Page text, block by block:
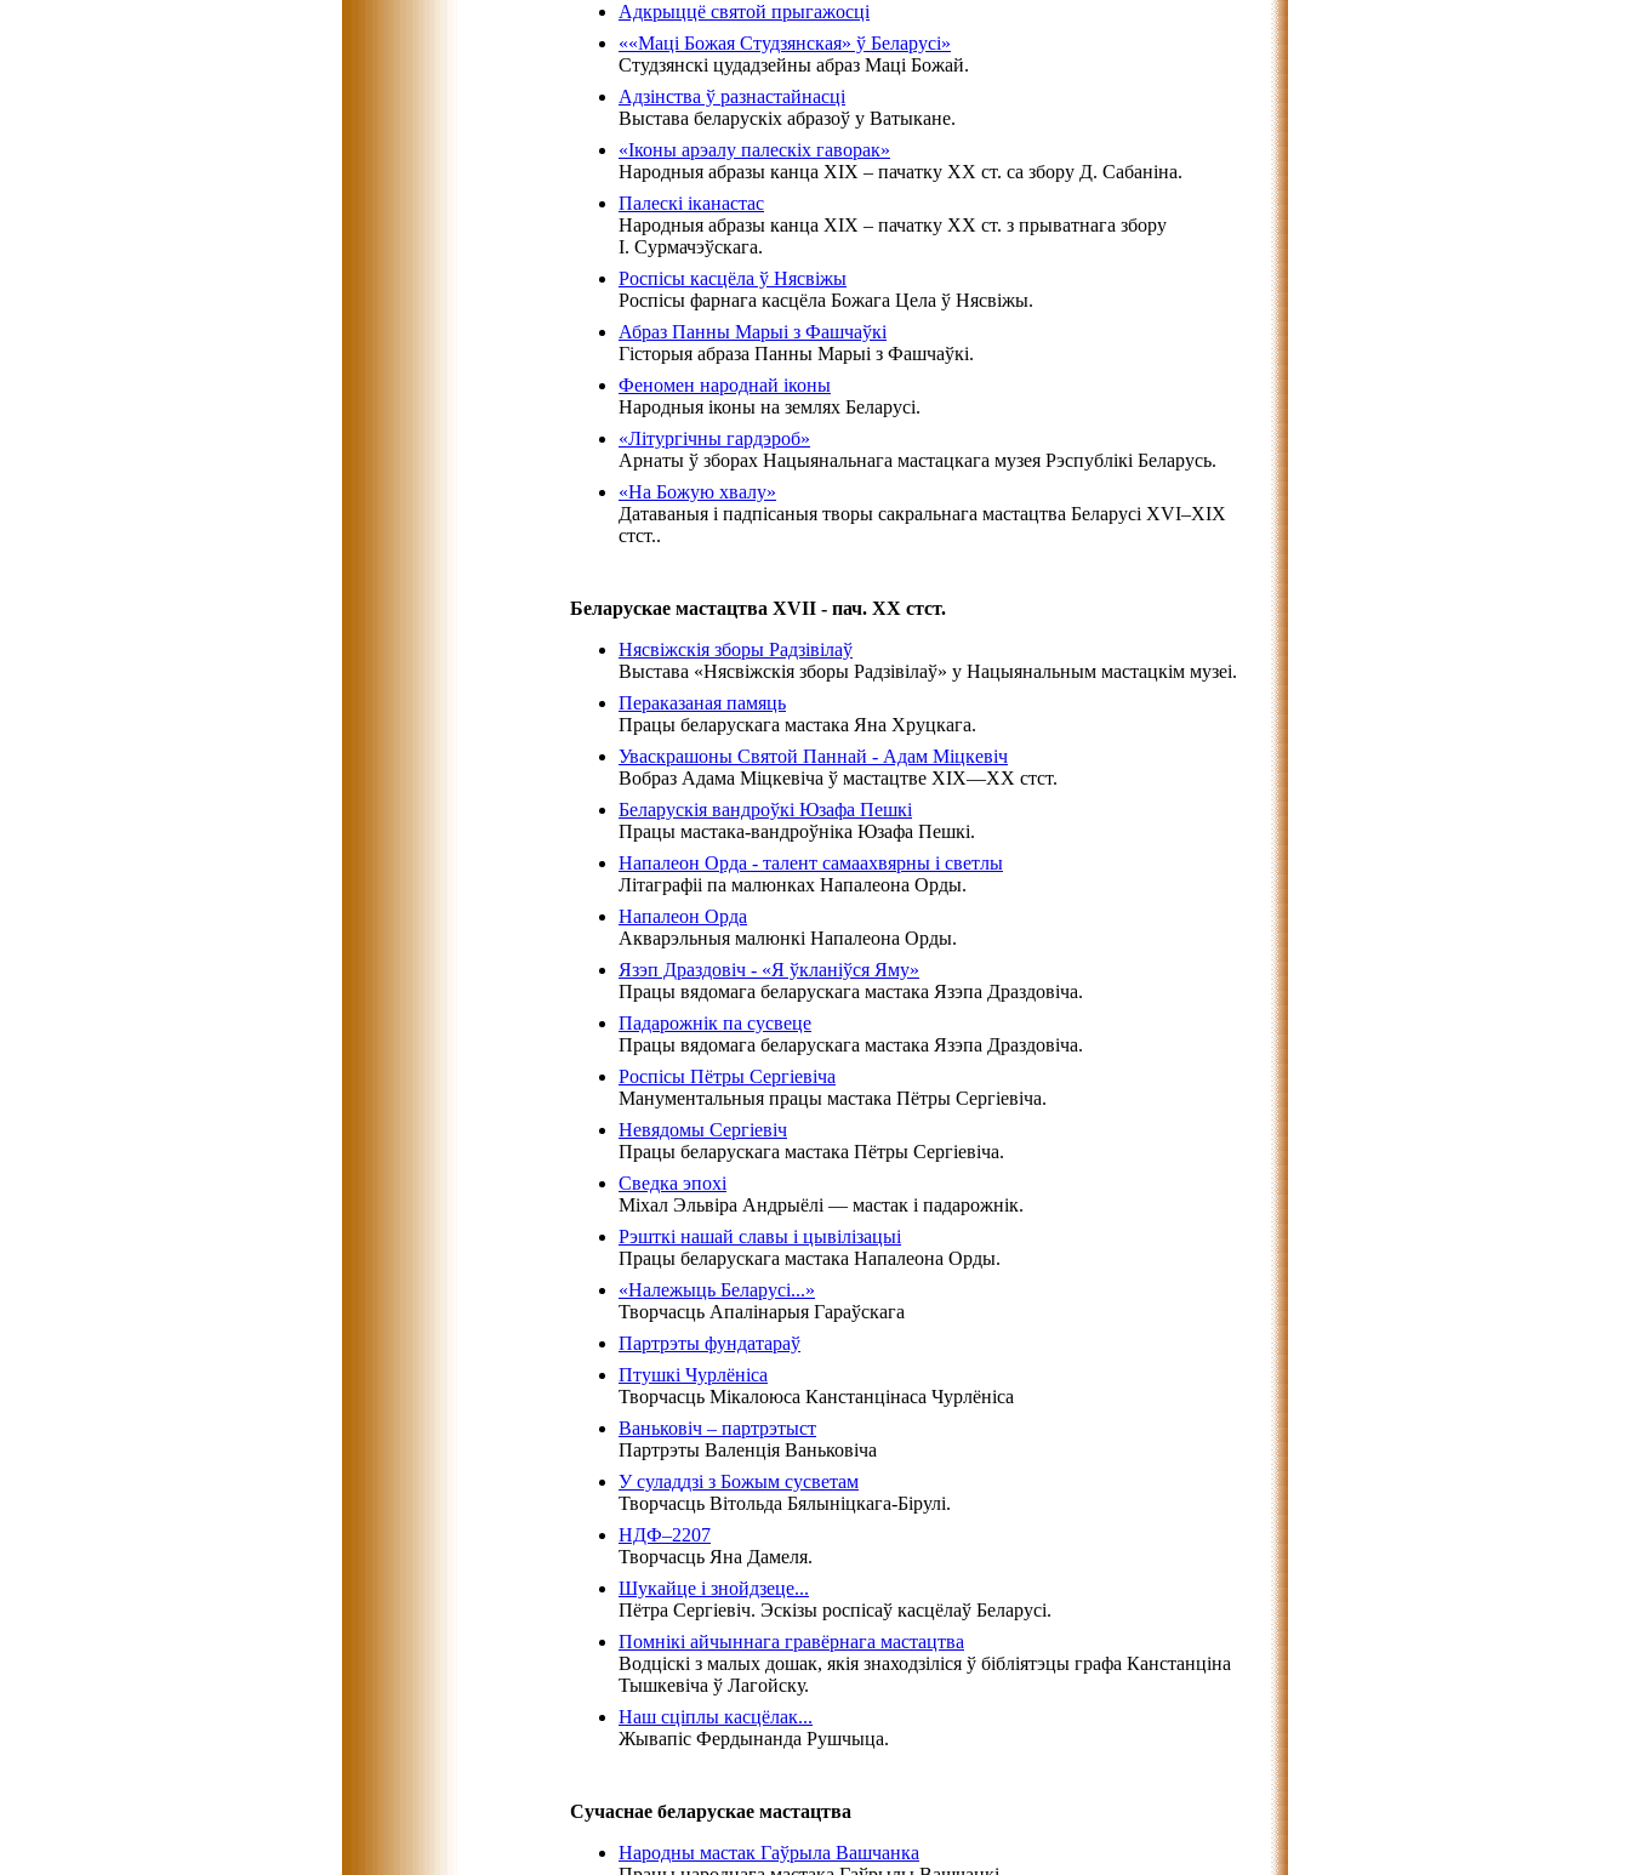
Адкрыццё святой прыгажосці
««Маці Божая Студзянская» ў Беларусі»
Студзянскі цудадзейны абраз Маці Божай.
Адзінства ў разнастайнасці
Выстава беларускіх абразоў у Ватыкане.
«Іконы арэалу палескіх гаворак»
Народныя абразы канца XIX – пачатку XX ст. са збору Д. Сабаніна.
Палескі іканастас
Народныя абразы канца XIX – пачатку XX ст. з прыватнага збору
І. Сурмачэўскага.
Роспісы касцёла ў Нясвіжы
Роспісы фарнага касцёла Божага Цела ў Нясвіжы.
Абраз Панны Марыі з Фашчаўкі
Гісторыя абраза Панны Марыі з Фашчаўкі.
Феномен народнай іконы
Народныя іконы на землях Беларусі.
«Літургічны гардэроб»
Арнаты ў зборах Нацыянальнага мастацкага музея Рэспублікі Беларусь.
«На Божую хвалу»
Датаваныя і падпісаныя творы сакральнага мастацтва Беларусі XVI–XIX
стст..
Беларускае мастацтва XVII - пач. XX стст.
Нясвіжскія зборы Радзівілаў
Выстава «Нясвіжскія зборы Радзівілаў» у Нацыянальным мастацкім музеі.
Пераказаная памяць
Працы беларускага мастака Яна Хруцкага.
Уваскрашоны Святой Паннай - Адам Міцкевіч
Вобраз Адама Міцкевіча ў мастацтве ХІХ—ХХ стст.
Беларускія вандроўкі Юзафа Пешкі
Працы мастака-вандроўніка Юзафа Пешкі.
Напалеон Орда - талент самаахвярны і светлы
Літаграфіі па малюнках Напалеона Орды.
Напалеон Орда
Акварэльныя малюнкі Напалеона Орды.
Язэп Драздовіч - «Я ўкланіўся Яму»
Працы вядомага беларускага мастака Язэпа Драздовіча.
Падарожнік па сусвеце
Працы вядомага беларускага мастака Язэпа Драздовіча.
Роспісы Пётры Сергіевіча
Манументальныя працы мастака Пётры Сергіевіча.
Невядомы Сергіевіч
Працы беларускага мастака Пётры Сергіевіча.
Сведка эпохі
Міхал Эльвіра Андрыёлі — мастак і падарожнік.
Рэшткі нашай славы і цывілізацыі
Працы беларускага мастака Напалеона Орды.
«Належыць Беларусі...»
Творчасць Апалінарыя Гараўскага
Партрэты фундатараў
Птушкі Чурлёніса
Творчасць Мікалоюса Канстанцінаса Чурлёніса
Ваньковіч – партрэтыст
Партрэты Валенція Ваньковіча
У суладдзі з Божым сусветам
Творчасць Вітольда Бялыніцкага-Бірулі.
НДФ–2207
Творчасць Яна Дамеля.
Шукайце і знойдзеце...
Пётра Сергіевіч. Эскізы роспісаў касцёлаў Беларусі.
Помнікі айчыннага гравёрнага мастацтва
Водціскі з малых дошак, якія знаходзіліся ў бібліятэцы графа Канстанціна
Тышкевіча ў Лагойску.
Наш сціплы касцёлак...
Жывапіс Фердынанда Рушчыца.
Сучаснае беларускае мастацтва
Народны мастак Гаўрыла Вашчанка